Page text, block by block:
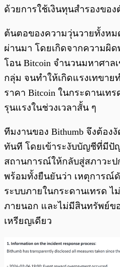
ด้วยการใช้เงินทุนสำรองของ
ต้นตอของความวุ่นวายทั้งหม
ผ่านมา โดยเกิดจากความผิ
โอน Bitcoin จำนวนมหาศาล
กลุ่ม จนทำให้เกิดแรงเทขาย
ราคา Bitcoin ในกระดานเท
รุนแรงในช่วงเวลาสั้น ๆ
ทีมงานของ Bithumb จึงต้อง
ทันที โดยเข้าระงับบัญชีที่มีปั
สถานการณ์ให้กลับสู่สภาวะป
พร้อมทั้งยืนยันว่า เหตุการณ์ดั
ระบบภายในกระดานเทรด ไ
ภายนอก และไม่มีสินทรัพย์
เหรียญเดียว